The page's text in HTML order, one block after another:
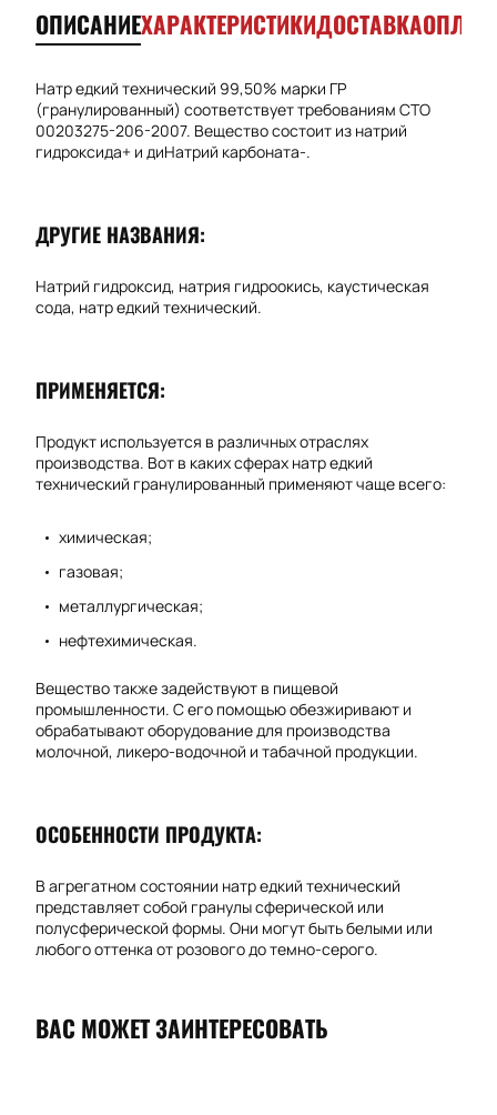
ОПИСАНИЕХАРАКТЕРИСТИКИДОСТАВКА
Натр едкий технический 99,50% марки ГР
(гранулированный) соответствует требованиям СТО
00203275-206-2007. Вещество состоит из натрий
гидроксида+ и диНатрий карбоната-.
ДРУГИЕ НАЗВАНИЯ:
Натрий гидроксид, натрия гидроокись, каустическая
сода, натр едкий технический.
ПРИМЕНЯЕТСЯ:
Продукт используется в различных отраслях
производства. Вот в каких сферах натр едкий
технический гранулированный применяют чаще всего:
химическая;
газовая;
металлургическая;
нефтехимическая.
Вещество также задействуют в пищевой
промышленности. С его помощью обезжиривают и
обрабатывают оборудование для производства
молочной, ликеро-водочной и табачной продукции.
ОСОБЕННОСТИ ПРОДУКТА:
В агрегатном состоянии натр едкий технический
представляет собой гранулы сферической или
полусферической формы. Они могут быть белыми или
любого оттенка от розового до темно-серого.
ВАС МОЖЕТ ЗАИНТЕРЕСОВАТЬ